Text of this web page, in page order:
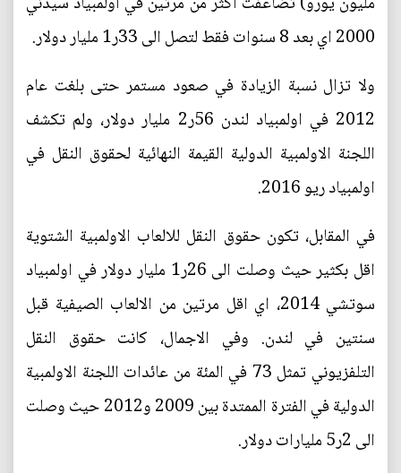
2000 اي بعد 8 سنوات فقط لتصل الى 33ر1 مليار دولار.
ولا تزال نسبة الزيادة في صعود مستمر حتى بلغت عام
2012 في اولمبياد لندن 56ر2 مليار دولار، ولم تكشف
اللجنة الاولمبية الدولية القيمة النهائية لحقوق النقل في
اولمبياد ريو 2016.
في المقابل، تكون حقوق النقل للالعاب الاولمبية الشتوية
اقل بكثير حيث وصلت الى 26ر1 مليار دولار في اولمبياد
سوتشي 2014، اي اقل مرتين من الالعاب الصيفية قبل
سنتين في لندن. وفي الاجمال، كانت حقوق النقل
التلفزيوني تمثل 73 في المئة من عائدات اللجنة الاولمبية
الدولية في الفترة الممتدة بين 2009 و2012 حيث وصلت
الى 2ر5 مليارات دولار.